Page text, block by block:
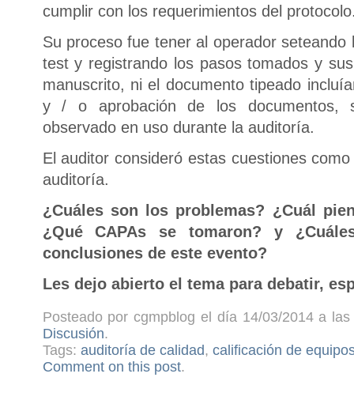
cumplir con los requerimientos del
Su proceso fue tener al operador
test y registrando los pasos tomados y
manuscrito, ni el documento tipeado
y / o aprobación de los documentos,
observado en uso durante la auditoría.
El auditor consideró estas cuestiones
auditoría.
¿Cuáles son los problemas? ¿Cuál
¿Qué CAPAs se tomaron? y
conclusiones de este evento?
Les dejo abierto el tema para debatir,
Posteado por cgmpblog el día 14/03/2014 a
Discusión.
Tags: auditoría de calidad, calificación de
Comment on this post.